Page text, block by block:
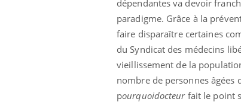
dépendantes va devoir
paradigme. Grâce à la
faire disparaître certaines
du Syndicat des médecins
vieillissement de la
nombre de personnes
pourquoidocteur fait le point